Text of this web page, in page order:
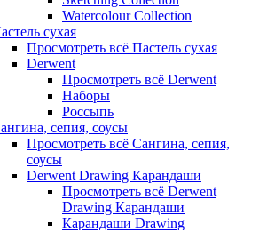
Watercolour Collection
сухая
Просмотреть всё Пастель сухая
Derwent
Просмотреть всё Derwent
Наборы
Россыпь
сепия, соусы
Просмотреть всё Сангина, сепия,
соусы
Derwent Drawing Карандаши
Просмотреть всё Derwent
Drawing Карандаши
Карандаши Drawing